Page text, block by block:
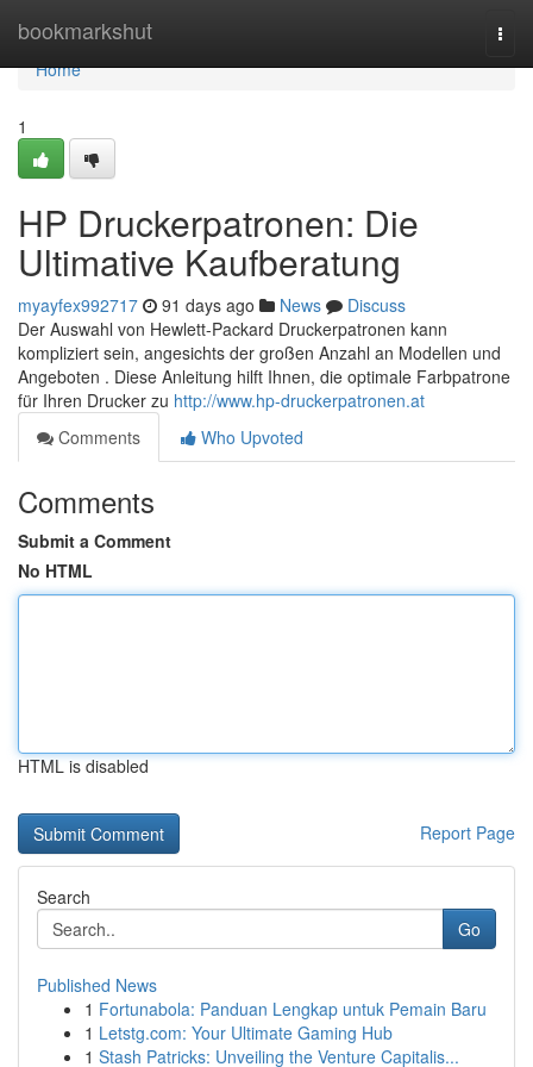
bookmarkshut
Home
Home
1
HP Druckerpatronen: Die
Ultimative Kaufberatung
myayfex992717 91 days ago News
Discuss
Der Auswahl von Hewlett-Packard Druckerpatronen kann
kompliziert sein, angesichts der großen Anzahl an Modellen und
Angeboten . Diese Anleitung hilft Ihnen, die optimale Farbpatrone
für Ihren Drucker zu http://www.hp-druckerpatronen.at
Comments
Who Upvoted
Comments
Submit a Comment
No HTML
HTML is disabled
Report Page
Search
Go
Published News
1 Fortunabola: Panduan Lengkap untuk Pemain Baru
1 Letstg.com: Your Ultimate Gaming Hub
1 Stash Patricks: Unveiling the Venture Capitalis...